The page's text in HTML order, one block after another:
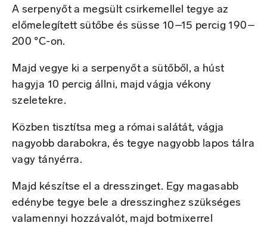
A serpenyőt a megsült csirkemellel tegye az
előmelegített sütőbe és süsse 10–15 percig 190–
200 °C-on.
Majd vegye ki a serpenyőt a sütőből, a húst
hagyja 10 percig állni, majd vágja vékony
szeletekre.
Közben tisztítsa meg a római salátát, vágja
nagyobb darabokra, és tegye nagyobb lapos tálra
vagy tányérra.
Majd készítse el a dresszinget. Egy magasabb
edénybe tegye bele a dresszinghez szükséges
valamennyi hozzávalót, majd botmixerrel